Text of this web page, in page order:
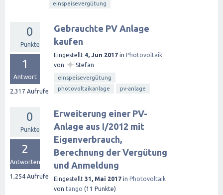
einspeisevergütung
0
Punkte
1
Antwort
2,317 Aufrufe
Gebrauchte PV Anlage
kaufen
Eingestellt 4, Jun 2017 in Photovoltaik
von ✦ Stefan
einspeisevergütung
photovoltaikanlage
pv-anlage
0
Punkte
2
Antworten
1,254 Aufrufe
Erweiterung einer PV-
Anlage aus I/2012 mit
Eigenverbrauch,
Berechnung der Vergütung
und Anmeldung
Eingestellt 31, Mai 2017 in Photovoltaik
von tango (11 Punkte)